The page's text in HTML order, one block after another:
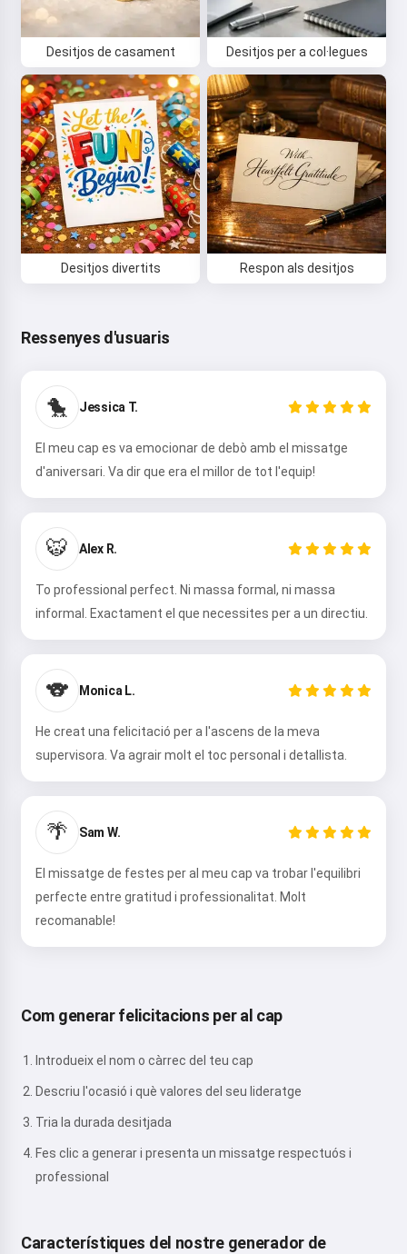
Desitjos de casament Desitjos per a col·legues
Desitjos divertits Respon als desitjos
Ressenyes d'usuaris
🐤 Jessica T.
El meu cap es va emocionar de debò amb el missatge
d'aniversari. Va dir que era el millor de tot l'equip!
🐯 Alex R.
To professional perfect. Ni massa formal, ni massa
informal. Exactament el que necessites per a un directiu.
🐨 Monica L.
He creat una felicitació per a l'ascens de la meva
supervisora. Va agrair molt el toc personal i detallista.
🌴 Sam W.
El missatge de festes per al meu cap va trobar l'equilibri
perfecte entre gratitud i professionalitat. Molt
recomanable!
Com generar felicitacions per al cap
Introdueix el nom o càrrec del teu cap
Descriu l'ocasió i què valores del seu lideratge
Tria la durada desitjada
Fes clic a generar i presenta un missatge respectuós i
professional
Característiques del nostre generador de
Hola 👋
Puc crear cançons, escriure
poemes i felicitacions 🥰
Prova-ho
Accepto: Termes del servei,
Política de privadesa,
Política de reemborsament